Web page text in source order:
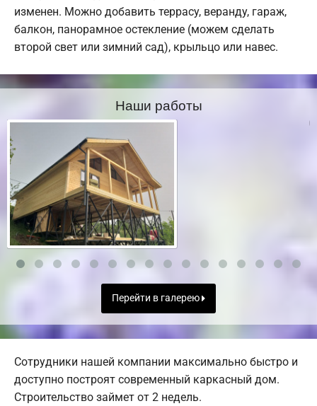
изменен. Можно добавить террасу, веранду, гараж,
балкон, панорамное остекление (можем сделать
второй свет или зимний сад), крыльцо или навес.
Наши работы
Перейти в галерею
Сотрудники нашей компании максимально быстро и
доступно построят современный каркасный дом.
Строительство займет от 2 недель.